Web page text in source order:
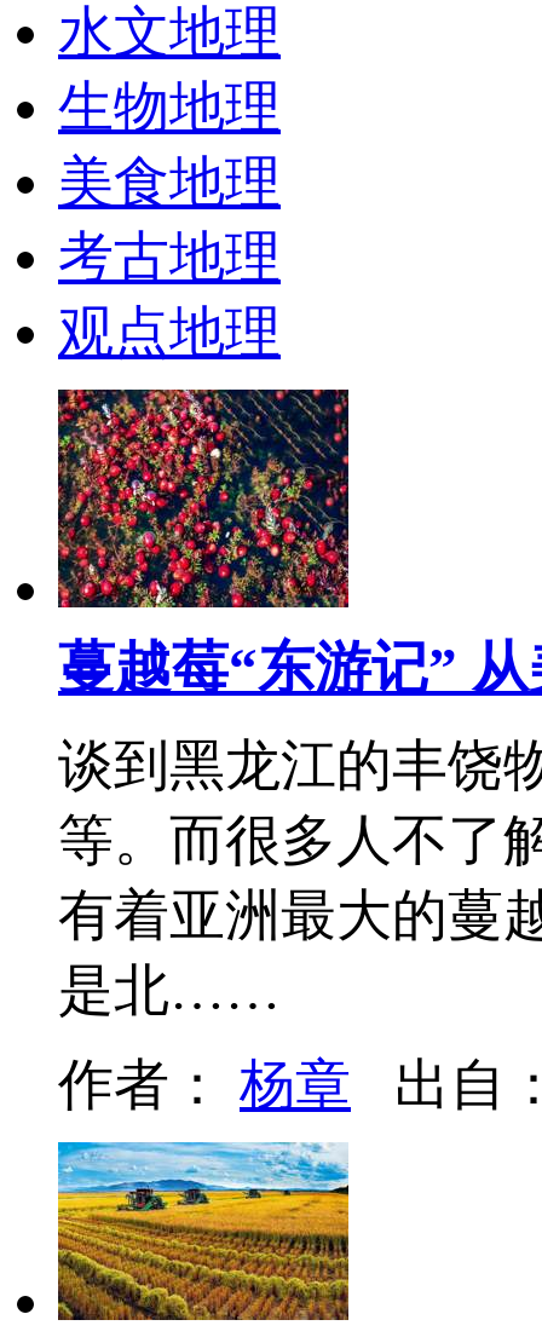
水文地理
生物地理
美食地理
考古地理
观点地理
蔓越莓“东游记”
谈到黑龙江的丰饶
等。而很多人不了
有着亚洲最大的蔓
是北……
作者： 杨章 出自